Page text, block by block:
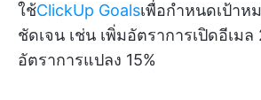
ใช้ClickUp Goalsเพื่อกำหนดเป้า
ชัดเจน เช่น เพิ่มอัตราการเปิดอีเมล
อัตราการแปลง 15%